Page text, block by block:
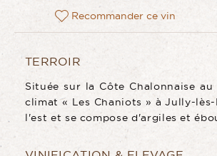
Recommander ce vin
TERROIR
Située sur la Côte Chalonnaise
climat « Les Chaniots » à Jully-
l'est et se compose d'argiles et